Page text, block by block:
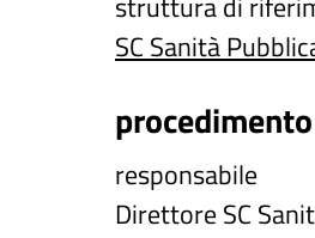
SC Sanità
procedimento
responsabile
Direttore SC